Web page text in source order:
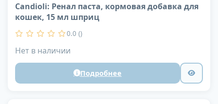
Candioli: Ренал паста, кормовая добавка для
кошек, 15 мл шприц
0.0 ()
Нет в наличии
Подробнее